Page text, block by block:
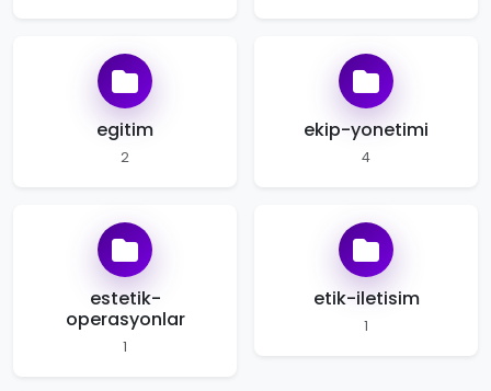
egitim
2
ekip-yonetimi
4
estetik-
operasyonlar
1
etik-iletisim
1